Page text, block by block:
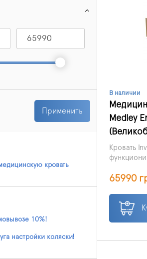
Применить
кровать
10%!
настройки коляски!
В наличии
Medley
Кровать
головной
65990